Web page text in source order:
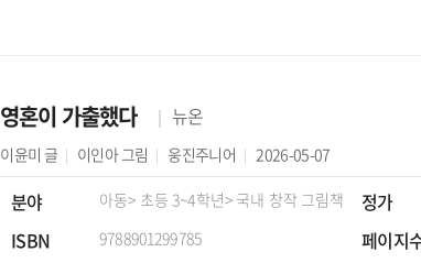
영혼이 가출했다 뉴온
이윤미 글 이인아 그림 웅진주니어 2026-05-07
분야 아동> 초등 3~4학년> 국내 창작 그림책 정가
ISBN 9788901299785 페이지